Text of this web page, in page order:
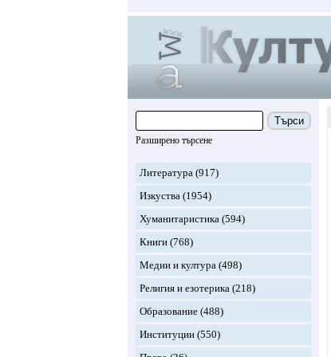
Търси
Разширено търсене
Литература (917)
Изкуства (1954)
Хуманитаристика (594)
Книги (768)
Медии и култура (498)
Религия и езотерика (218)
Образование (488)
Институции (550)